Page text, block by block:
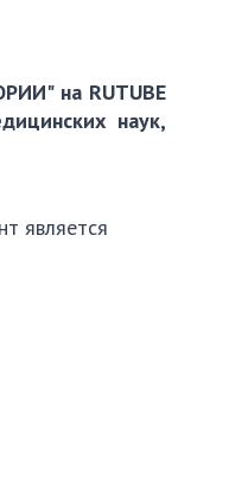
на RUTUBE
наук,
является